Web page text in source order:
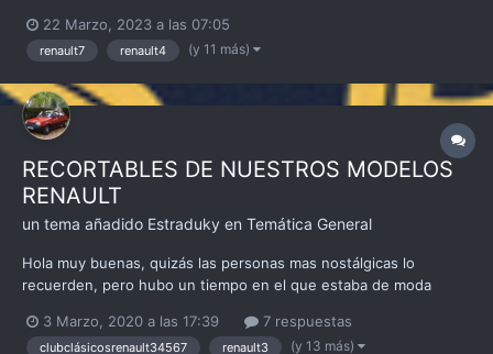
22 Marzo, 2023 a las 07:05
renault7 renault4 (y 11 más)
RECORTABLES DE NUESTROS MODELOS
RENAULT
un tema añadido Estraduky en Temática General
Hola muy buenas, quizás las personas mas nostálgicas lo
recuerden, pero hubo un tiempo en el que estaba de moda
afán de recuperarlo, abro este hilo,a ver si entre todos/as
3 Marzo, 2020 a las 17:39 7 respuestas
clubclásicosrenault34567 renault3 (y 13 más)